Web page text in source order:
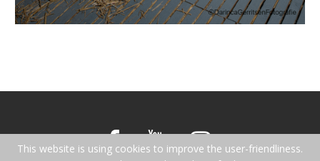
This website is using cookies to improve the user-friendliness.